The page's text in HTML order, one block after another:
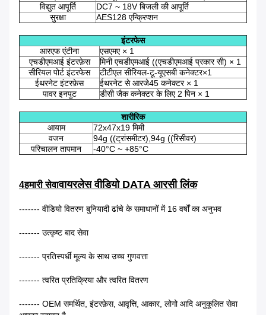
विद्युत आपूर्ति
DC7 ~ 18V बिजली की आपूर्ति
सुरक्षा
AES128 एन्क्रिप्शन
इंटरफेस
आरएफ एंटीना
एसएमए × 1
एचडीएमआई इंटरफ़ेस
मिनी एचडीएमआई ((एचडीएमआई प्रकार सी) × 1
सीरियल पोर्ट इंटरफेस
टीटीएल सीरियल-टू-यूएसबी कनेक्टर×1
ईथरनेट इंटरफ़ेस
ईथरनेट से आरजे45 कनेक्टर × 1
पावर इनपुट
डीसी जैक कनेक्टर के लिए 2 पिन × 1
शारीरिक
आयाम
72x47x19 मिमी
वजन
94g ((ट्रांसमीटर),94g ((रिसीवर)
परिचालन तापमान
-40°C ~ +85°C
4हमारी सेवावायरलेस वीडियो DATA आरसी लिंक
------- वीडियो वितरण बुनियादी ढांचे के समाधानों में 16 वर्षों का अनुभव
------- उत्कृष्ट बाद सेवा
------- प्रतिस्पर्धी मूल्य के साथ उच्च गुणवत्ता
------- त्वरित प्रतिक्रिया और त्वरित वितरण
------- OEM समर्थित, इंटरफ़ेस, आवृत्ति, आकार, लोगो आदि अनुकूलित सेवा